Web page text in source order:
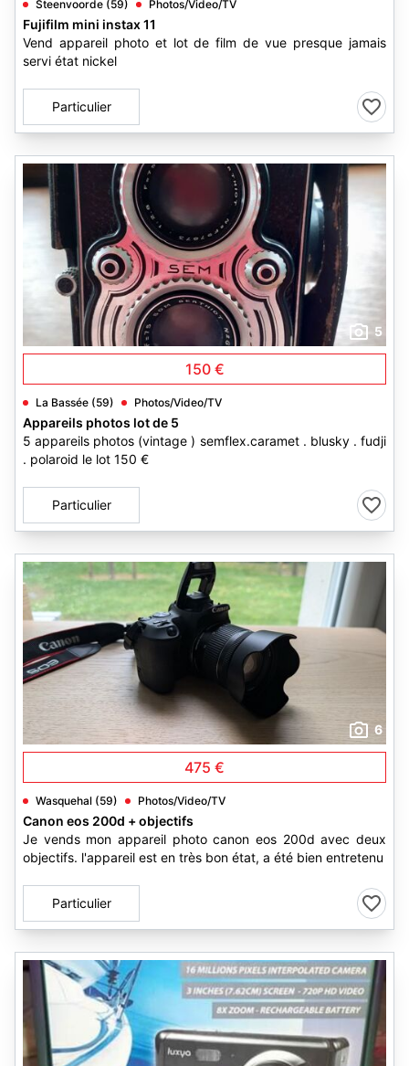
Steenvoorde (59) Photos/Video/TV
Fujifilm mini instax 11
Vend appareil photo et lot de film de vue presque jamais
servi état nickel
Particulier
5
150 €
La Bassée (59) Photos/Video/TV
Appareils photos lot de 5
5 appareils photos (vintage ) semflex.caramet . blusky . fudji
. polaroid le lot 150 €
Particulier
6
475 €
Wasquehal (59) Photos/Video/TV
Canon eos 200d + objectifs
Je vends mon appareil photo canon eos 200d avec deux
objectifs. l'appareil est en très bon état, a été bien entretenu
Particulier